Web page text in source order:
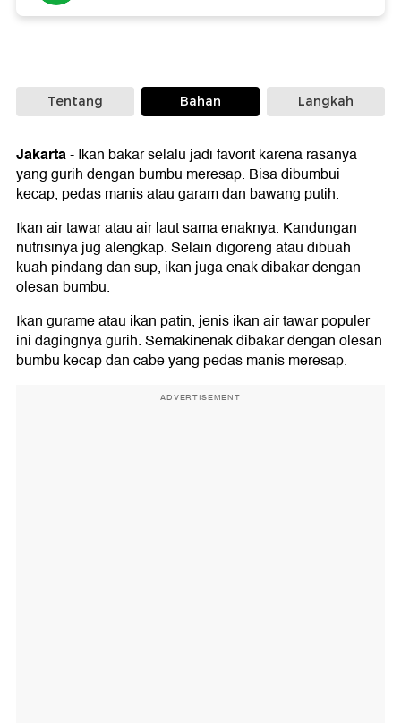
Tentang Bahan Langkah
Jakarta-Ikan bakar selalu jadi favorit karena rasanya
yang gurih dengan bumbu meresap. Bisa dibumbui
kecap, pedas manis atau garam dan bawang putih.
Ikan air tawar atau air laut sama enaknya. Kandungan
nutrisinya jug alengkap. Selain digoreng atau dibuah
kuah pindang dan sup, ikan juga enak dibakar dengan
olesan bumbu.
Ikan gurame atau ikan patin, jenis ikan air tawar populer
ini dagingnya gurih. Semakinenak dibakar dengan olesan
bumbu kecap dan cabe yang pedas manis meresap.
ADVERTISEMENT